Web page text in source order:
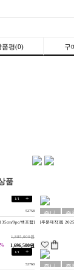
품평(0) 구
품
1/1 +
52758
9pc/백포함]
1,885,000원
1,696,500원
주니
어용
주
제
[주문제작]핑
1/1 +
52763
주니
주